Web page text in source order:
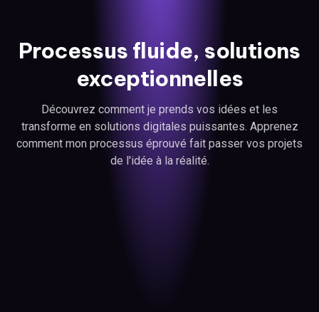
Processus fluide, solutions
exceptionnelles
Découvrez comment je prends vos idées et les
transforme en solutions digitales puissantes. Apprenez
comment mon processus éprouvé fait passer vos projets
de l'idée à la réalité.